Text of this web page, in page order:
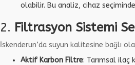
olabilir. Bu analiz, cihaz
2. Filtrasyon Sistemi
İskenderun’da suyun kalitesine bağlı
Aktif Karbon Filtre: Tarımsal ilaç